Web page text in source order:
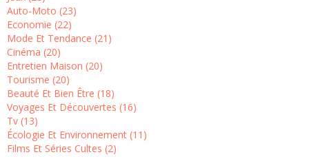
Auto-Moto (23)
Economie (22)
Mode Et Tendance (21)
Cinéma (20)
Entretien Maison (20)
Tourisme (20)
Beauté Et Bien Être (18)
Voyages Et Découvertes (16)
Tv (13)
Écologie Et Environnement (11)
Films Et Séries Cultes (2)